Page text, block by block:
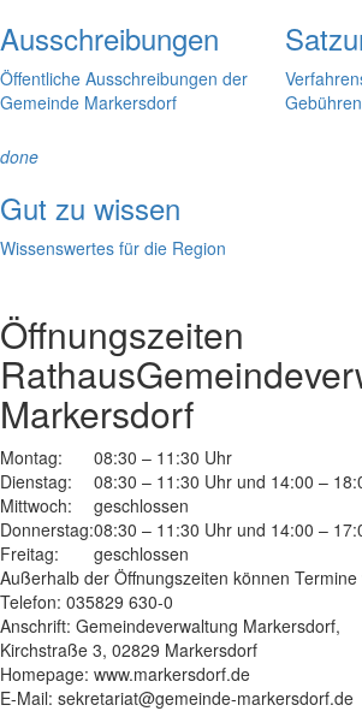
Ausschreibungen
Öffentliche Ausschreibungen der
Gemeinde Markersdorf
Gebühren
done
Gut zu wissen
Wissenswertes für die Region
Öffnungszeiten
Rathaus
Markersdorf
Montag:
08:30 – 11:30 Uhr
Dienstag:
08:30 – 11:30 Uhr und 14:00 –
Mittwoch:
geschlossen
Donnerstag:08:30 – 11:30 Uhr und 14:00 –
Freitag:
geschlossen
Außerhalb der Öffnungszeiten können
Telefon: 035829 630-0
Anschrift: Gemeindeverwaltung Markersdorf,
Kirchstraße 3, 02829 Markersdorf
Homepage: www.markersdorf.de
E-Mail: sekretariat@gemeinde-markersdorf.de